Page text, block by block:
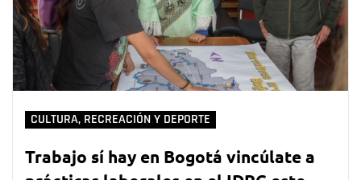
CULTURA, RECREACIÓN Y DEPORTE
Trabajo sí hay en Bogotá vincúlate a